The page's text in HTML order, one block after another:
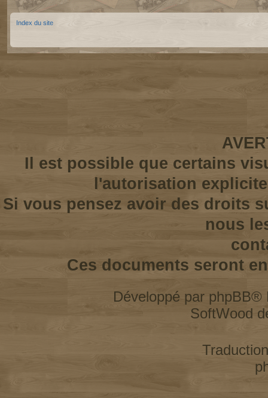
Index du site
Il est possible que certains
l'autorisation
Si vous pensez avoir des droits
nous
Ces documents seront
Développé par phpBB®
SoftWood